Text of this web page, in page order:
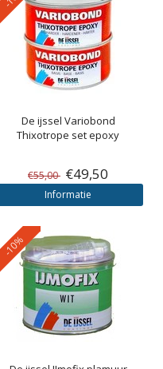
De ijssel Variobond
Thixotrope set epoxy
€55,00 €49,50
Informatie
-10%